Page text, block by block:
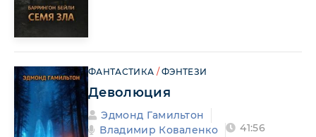
ФАНТАСТИКА /ФЭНТЕЗИ
Деволюция
Эдмонд Гамильтон
Владимир Коваленко
41:56